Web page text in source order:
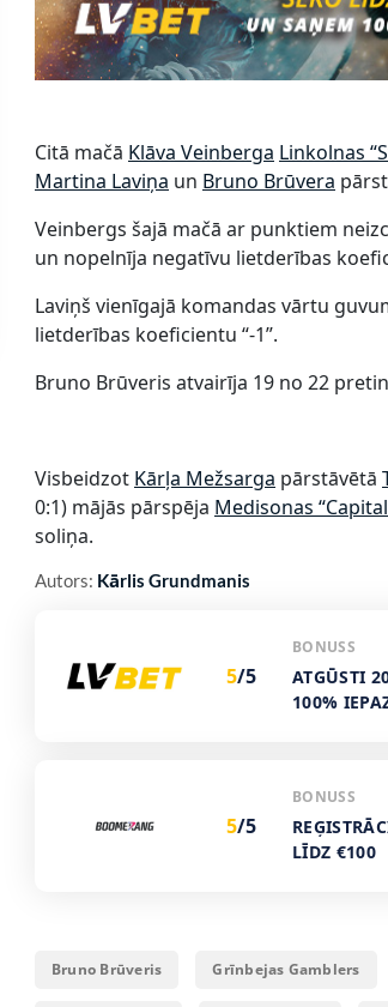
Citā mačā Klāva Veinberga Linkolnas
Martina Laviņa un Bruno Brūvera
Veinbergs šajā mačā ar punktiem
un nopelnīja negatīvu lietderības
Laviņš vienīgajā komandas vārtu
lietderības koeficientu “-1”.
Bruno Brūveris atvairīja 19 no 22
Visbeidzot Kārļa Mežsarga pārstāvētā
0:1) mājās pārspēja Medisonas
soliņa.
Autors: Kārlis Grundmanis
5/5
BONUSS
ATGŪSTI
100%
5/5
BONUSS
LĪDZ €100
Bruno Brūveris Grīnbejas Gamblers